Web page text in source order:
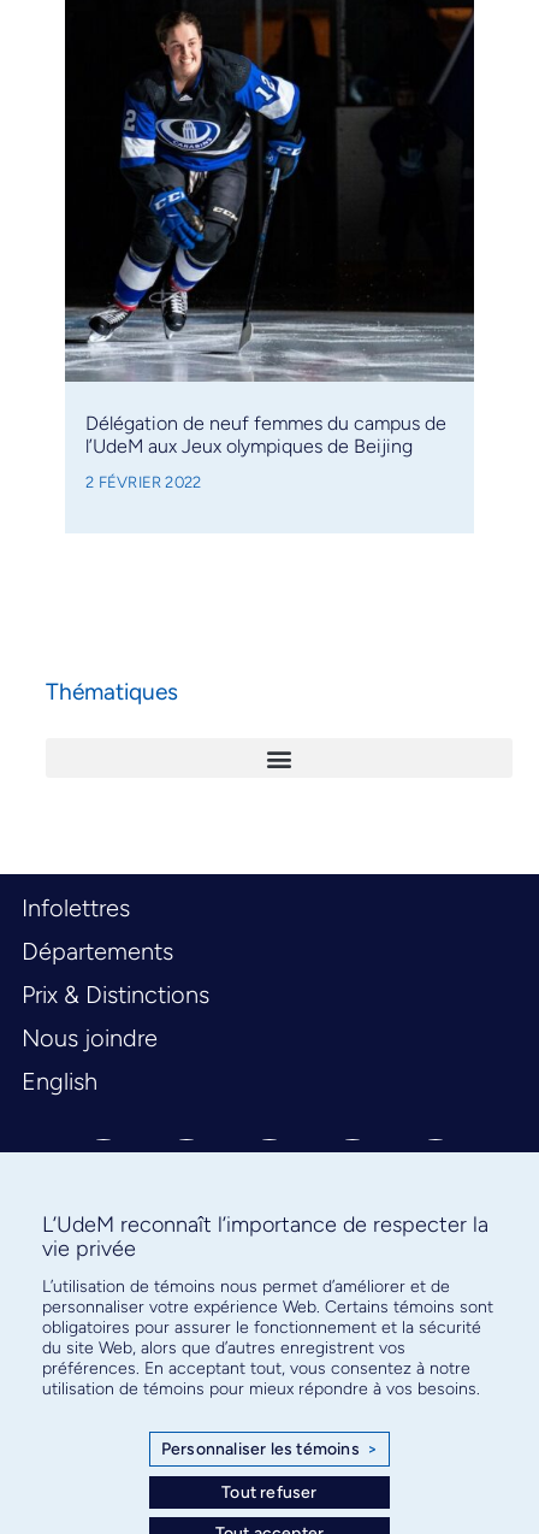
Délégation de neuf femmes du campus de
l’UdeM aux Jeux olympiques de Beijing
2 FÉVRIER 2022
Thématiques
Infolettres
Départements
Prix & Distinctions
Nous joindre
English
Abonnez-vous à notre infolettre
pour connaître l’actualité facultaire
L’UdeM reconnaît l’importance de respecter la
vie privée
L’utilisation de témoins nous permet d’améliorer et de
personnaliser votre expérience Web. Certains témoins sont
obligatoires pour assurer le fonctionnement et la sécurité
du site Web, alors que d’autres enregistrent vos
préférences. En acceptant tout, vous consentez à notre
utilisation de témoins pour mieux répondre à vos besoins.
Personnaliser les témoins >
Tout refuser